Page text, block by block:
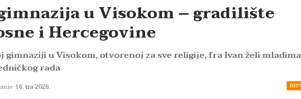
u Visokom – gradilište
i Hercegovine
u Visokom, otvorenoj za sve religije, fra Ivan želi mladima
rada
16. tra 2026.